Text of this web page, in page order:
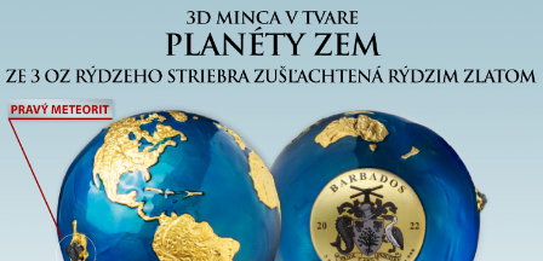
v
tvare
planéty
Zem
v
tvare
planéty
Zem